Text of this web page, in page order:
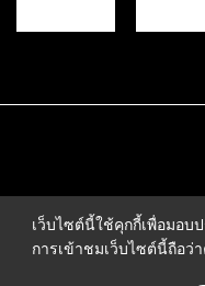
เว็บไซต์นี้ใช้คุกกี้เพื่อมอ
การเข้าชมเว็บไซต์นี้ถือว่